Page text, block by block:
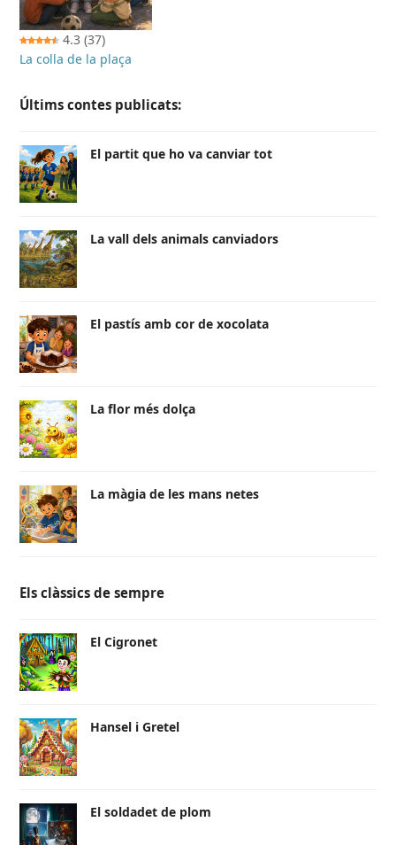
4.3 (37)
La colla de la plaça
Últims contes publicats:
El partit que ho va canviar tot
La vall dels animals canviadors
El pastís amb cor de xocolata
La flor més dolça
La màgia de les mans netes
Els clàssics de sempre
El Cigronet
Hansel i Gretel
El soldadet de plom